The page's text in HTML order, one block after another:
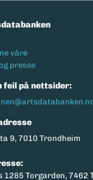
våre
presse
feil på nettsider:
9, 7010 Trondheim
1285 Torgarden, 7462